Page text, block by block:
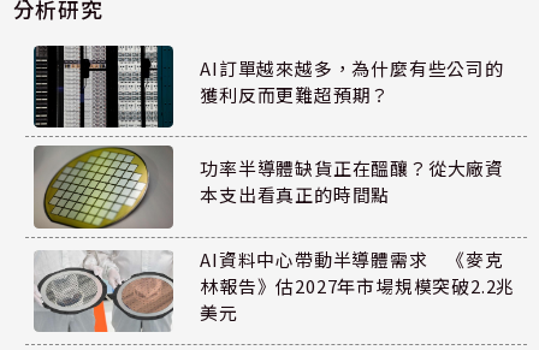
分析研究
AI訂單越來越多，為什麼有些公司的
獲利反而更難超預期？
功率半導體缺貨正在醞釀？從大廠資
本支出看真正的時間點
AI資料中心帶動半導體需求 《麥克
林報告》估2027年市場規模突破2.2兆
美元